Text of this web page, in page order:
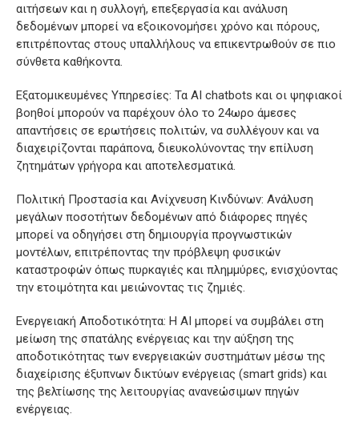
αιτήσεων και η συλλογή, επεξεργασία και ανάλυση
δεδομένων μπορεί να εξοικονομήσει χρόνο και πόρους,
επιτρέποντας στους υπαλλήλους να επικεντρωθούν σε πιο
σύνθετα καθήκοντα.
Εξατομικευμένες Υπηρεσίες: Τα AI chatbots και οι ψηφιακοί
βοηθοί μπορούν να παρέχουν όλο το 24ωρο άμεσες
απαντήσεις σε ερωτήσεις πολιτών, να συλλέγουν και να
διαχειρίζονται παράπονα, διευκολύνοντας την επίλυση
ζητημάτων γρήγορα και αποτελεσματικά.
Πολιτική Προστασία και Ανίχνευση Κινδύνων: Ανάλυση
μεγάλων ποσοτήτων δεδομένων από διάφορες πηγές
μπορεί να οδηγήσει στη δημιουργία προγνωστικών
μοντέλων, επιτρέποντας την πρόβλεψη φυσικών
καταστροφών όπως πυρκαγιές και πλημμύρες, ενισχύοντας
την ετοιμότητα και μειώνοντας τις ζημιές.
Ενεργειακή Αποδοτικότητα: Η AI μπορεί να συμβάλει στη
μείωση της σπατάλης ενέργειας και την αύξηση της
αποδοτικότητας των ενεργειακών συστημάτων μέσω της
διαχείρισης έξυπνων δικτύων ενέργειας (smart grids) και
της βελτίωσης της λειτουργίας ανανεώσιμων πηγών
ενέργειας.